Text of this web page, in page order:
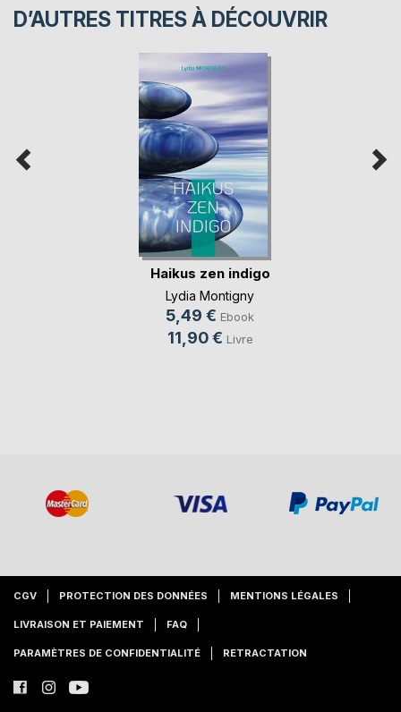
D’AUTRES TITRES À DÉCOUVRIR
Haikus zen indigo
Lydia Montigny
5,49 € Ebook
11,90 € Livre
CGV PROTECTION DES DONNÉES MENTIONS LÉGALES
LIVRAISON ET PAIEMENT FAQ
PARAMÈTRES DE CONFIDENTIALITÉ RETRACTATION